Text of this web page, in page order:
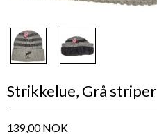
Strikkelue, Grå striper
139,00 NOK